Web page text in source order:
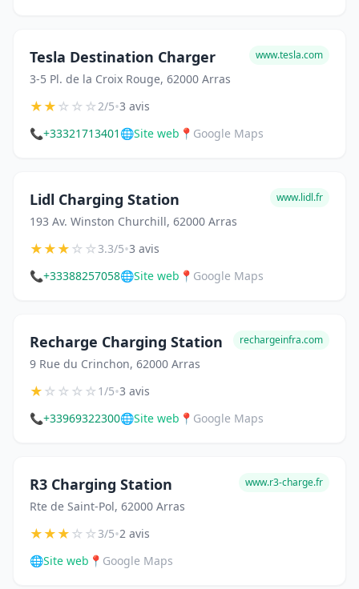
Tesla Destination Charger
3-5 Pl. de la Croix Rouge, 62000 Arras
www.tesla.com
★★☆☆☆2/5•3 avis
📞+33321713401 🌐Site web 📍 Google Maps
Lidl Charging Station
193 Av. Winston Churchill, 62000 Arras
www.lidl.fr
★★★☆☆3.3/5•3 avis
📞+33388257058🌐Site web 📍 Google Maps
Recharge Charging Station
9 Rue du Crinchon, 62000 Arras
rechargeinfra.com
★☆☆☆☆1/5•3 avis
📞+33969322300🌐Site web 📍 Google Maps
R3 Charging Station
Rte de Saint-Pol, 62000 Arras
www.r3-charge.fr
★★★☆☆3/5•2 avis
🌐Site web 📍 Google Maps